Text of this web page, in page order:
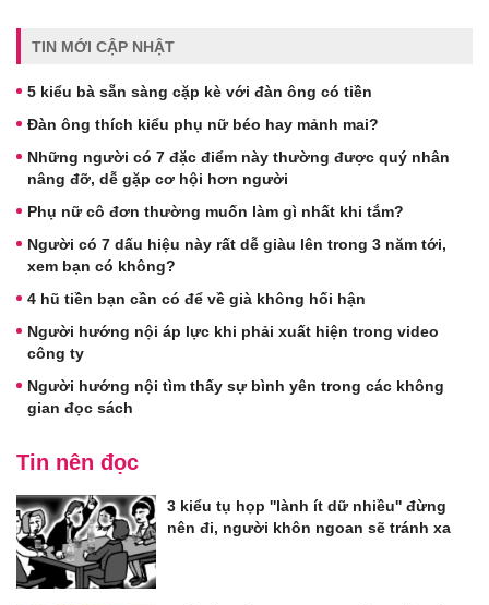
TIN MỚI CẬP NHẬT
5 kiểu bà sẵn sàng cặp kè với đàn ông có tiền
Đàn ông thích kiểu phụ nữ béo hay mảnh mai?
Những người có 7 đặc điểm này thường được quý nhân
nâng đỡ, dễ gặp cơ hội hơn người
Phụ nữ cô đơn thường muốn làm gì nhất khi tắm?
Người có 7 dấu hiệu này rất dễ giàu lên trong 3 năm tới,
xem bạn có không?
4 hũ tiền bạn cần có để về già không hối hận
Người hướng nội áp lực khi phải xuất hiện trong video
công ty
Người hướng nội tìm thấy sự bình yên trong các không
gian đọc sách
Tin nên đọc
3 kiểu tụ họp ''lành ít dữ nhiều'' đừng
nên đi, người khôn ngoan sẽ tránh xa